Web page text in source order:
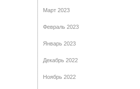
Март 2023
Февраль 2023
Январь 2023
Декабрь 2022
Ноябрь 2022